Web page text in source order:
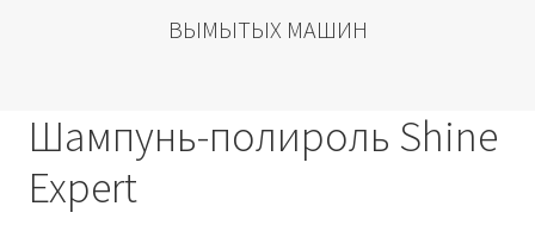
ВЫМЫТЫХ МАШИН
Шампунь-полироль Shine
Expert